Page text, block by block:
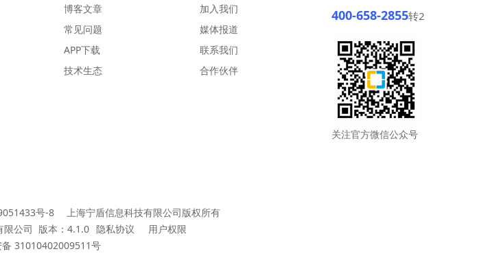
博客文章
常见问题
APP下载
技术生态
加入我们
媒体报道
联系我们
合作伙伴
400-658-2855转2
关注官方微信公众号
号-8
上海宁盾信息科技有限公司版权所有
限公司 版本：4.1.0 隐私协议
用户权限
31010402009511号